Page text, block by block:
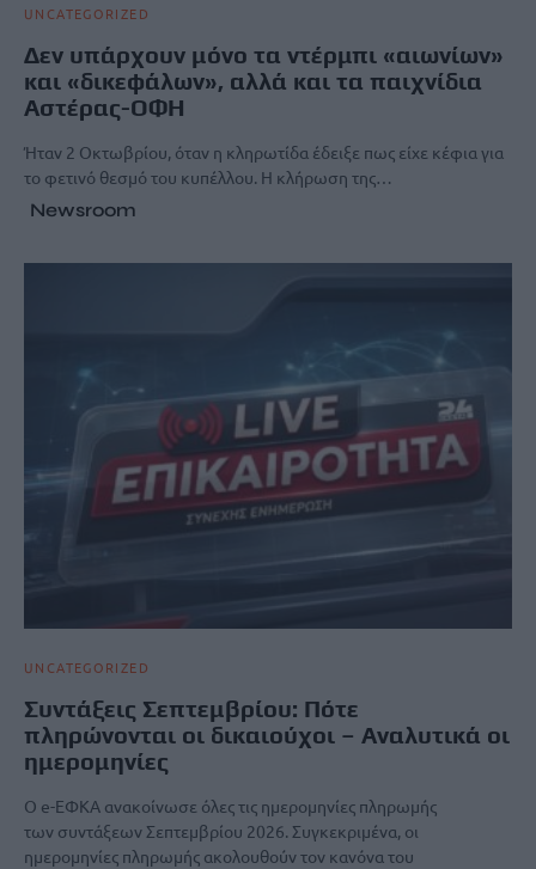
UNCATEGORIZED
Δεν υπάρχουν μόνο τα ντέρμπι «αιωνίων»
και «δικεφάλων», αλλά και τα παιχνίδια
Αστέρας-ΟΦΗ
Ήταν 2 Οκτωβρίου, όταν η κληρωτίδα έδειξε πως είχε κέφια για
το φετινό θεσμό του κυπέλλου. Η κλήρωση της…
Newsroom
UNCATEGORIZED
Συντάξεις Σεπτεμβρίου: Πότε
πληρώνονται οι δικαιούχοι – Αναλυτικά οι
ημερομηνίες
Ο e-ΕΦΚΑ ανακοίνωσε όλες τις ημερομηνίες πληρωμής
των συντάξεων Σεπτεμβρίου 2026. Συγκεκριμένα, οι
ημερομηνίες πληρωμής ακολουθούν τον κανόνα του